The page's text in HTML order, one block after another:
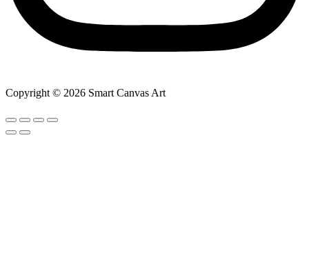
Copyright © 2026 Smart Canvas Art